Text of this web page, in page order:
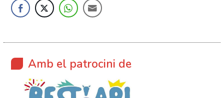
Amb el patrocini de